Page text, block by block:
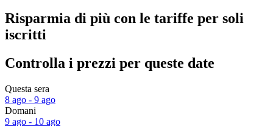
Risparmia di più con le tariffe per soli
iscritti
Controlla i prezzi per queste date
Questa sera
8 ago - 9 ago
Domani
9 ago - 10 ago